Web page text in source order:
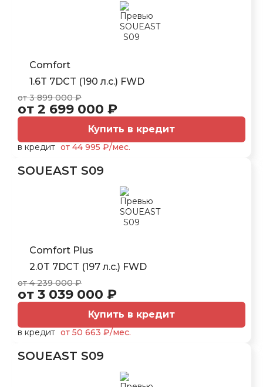
Comfort
1.6T 7DCT (190 л.с.) FWD
от 3 899 000 ₽
от 2 699 000 ₽
Купить в кредит
в кредит от 44 995 ₽/мес.
SOUEAST S09
Comfort Plus
2.0T 7DCT (197 л.с.) FWD
от 4 239 000 ₽
от 3 039 000 ₽
Купить в кредит
в кредит от 50 663 ₽/мес.
SOUEAST S09